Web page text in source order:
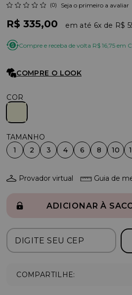
(0) Seja o primeiro a avaliar
R$ 335,00 6x R$
Compre e receba de volta R$ 16,75 em
COMPRE O LOOK
COR
1 2 3 4 6 8 10
Provador virtual Guia de
ADICIONAR À
COMPARTILHE: